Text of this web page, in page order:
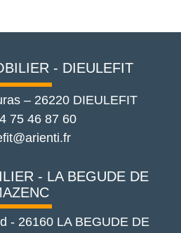
- DIEULEFIT
– 26220 DIEULEFIT
75 46 87 60
- LA BEGUDE DE
- 26160 LA BEGUDE DE